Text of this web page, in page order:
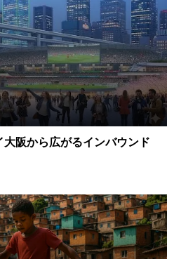
大阪から広がるインバウンド